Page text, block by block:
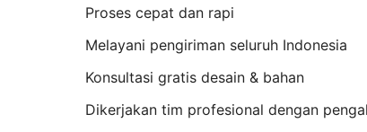
Proses cepat dan rapi
Melayani pengiriman seluruh Indonesia
Konsultasi gratis desain & bahan
Dikerjakan tim profesional dengan